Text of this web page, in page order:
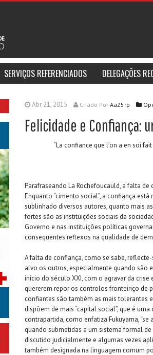
SERVIÇOS REFERENCIADOS DELEGAÇÕES
Abr 21, 2015 Criado Por Aa25rp
Felicidade e Confiança:
“La confiance que l’on a en soi
Parafraseando La Rochefoucauld, a falta
Enquanto “cimento social”, a confiança
sublinhado diversos autores, quanto mais
fortes são as instituições sociais da
Governo e nas instituições políticas
consequentes reflexos na qualidade de
A falta de confiança, como se sabe,
alvo os outros, especialmente quando são
início do século XXI, com o agravar da
quererem repor os controlos fronteiriço de
confiantes são também as mais tolerantes
dispõem de mais “capital social”, que é
contrapartida, como enfatiza Fukuyama,
quando submetidas a um sistema formal
discutido judicialmente e algumas vezes
também designada na linguagem comum